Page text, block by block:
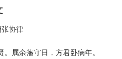
属余藩守日，方君卧病年。